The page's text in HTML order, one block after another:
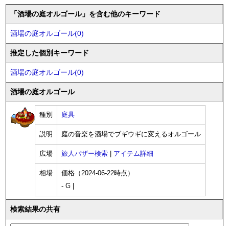
「酒場の庭オルゴール」を含む他のキーワード
酒場の庭オルゴール(0)
推定した個別キーワード
酒場の庭オルゴール(0)
酒場の庭オルゴール
種別 庭具
説明 庭の音楽を酒場でブギウギに変えるオルゴール
広場 旅人バザー検索 アイテム詳細
相場
価格（2024-06-22時点）
- G |
検索結果の共有